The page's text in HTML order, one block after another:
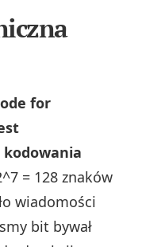
for
= 128 znaków
wiadomości
bit bywał